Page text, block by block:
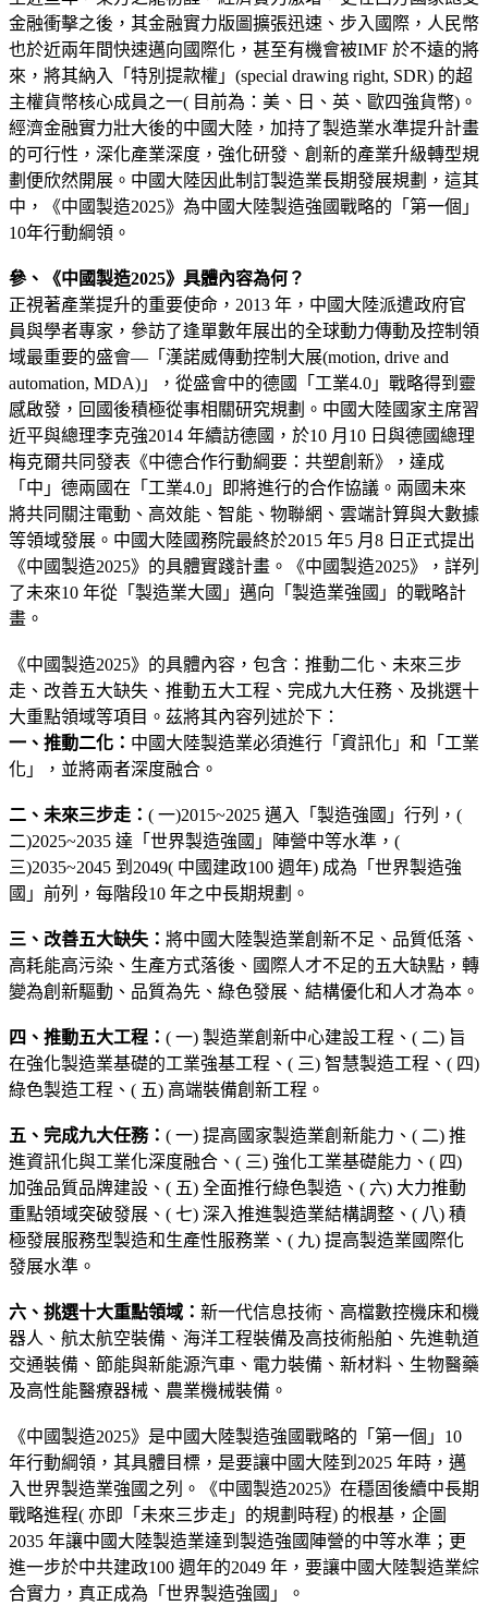
金融衝擊之後，其金融實力版圖擴張迅速、步入國際，人民幣
也於近兩年間快速邁向國際化，甚至有機會被IMF 於不遠的將
來，將其納入「特別提款權」(special drawing right, SDR) 的超
主權貨幣核心成員之一( 目前為：美、日、英、歐四強貨幣)。
經濟金融實力壯大後的中國大陸，加持了製造業水準提升計畫
的可行性，深化產業深度，強化研發、創新的產業升級轉型規
劃便欣然開展。中國大陸因此制訂製造業長期發展規劃，這其
中，《中國製造2025》為中國大陸製造強國戰略的「第一個」
10年行動綱領。
參、《中國製造2025》具體內容為何？
正視著產業提升的重要使命，2013 年，中國大陸派遣政府官
員與學者專家，參訪了逢單數年展出的全球動力傳動及控制領
域最重要的盛會—「漢諾威傳動控制大展(motion, drive and
automation, MDA)」，從盛會中的德國「工業4.0」戰略得到靈
感啟發，回國後積極從事相關研究規劃。中國大陸國家主席習
近平與總理李克強2014 年續訪德國，於10 月10 日與德國總理
梅克爾共同發表《中德合作行動綱要：共塑創新》，達成
「中」德兩國在「工業4.0」即將進行的合作協議。兩國未來
將共同關注電動、高效能、智能、物聯網、雲端計算與大數據
等領域發展。中國大陸國務院最終於2015 年5 月8 日正式提出
《中國製造2025》的具體實踐計畫。《中國製造2025》，詳列
了未來10 年從「製造業大國」邁向「製造業強國」的戰略計
畫。
《中國製造2025》的具體內容，包含：推動二化、未來三步
走、改善五大缺失、推動五大工程、完成九大任務、及挑選十
大重點領域等項目。茲將其內容列述於下：
一、推動二化： 中國大陸製造業必須進行「資訊化」和「工業
化」，並將兩者深度融合。
二、未來三步走： ( 一)2015~2025 邁入「製造強國」行列，(
二)2025~2035 達「世界製造強國」陣營中等水準，(
三)2035~2045 到2049( 中國建政100 週年) 成為「世界製造強
國」前列，每階段10 年之中長期規劃。
三、改善五大缺失： 將中國大陸製造業創新不足、品質低落、
高耗能高污染、生產方式落後、國際人才不足的五大缺點，轉
變為創新驅動、品質為先、綠色發展、結構優化和人才為本。
四、推動五大工程： ( 一) 製造業創新中心建設工程、( 二) 旨
在強化製造業基礎的工業強基工程、( 三) 智慧製造工程、( 四)
綠色製造工程、( 五) 高端裝備創新工程。
五、完成九大任務： ( 一) 提高國家製造業創新能力、( 二) 推
進資訊化與工業化深度融合、( 三) 強化工業基礎能力、( 四)
加強品質品牌建設、( 五) 全面推行綠色製造、( 六) 大力推動
重點領域突破發展、( 七) 深入推進製造業結構調整、( 八) 積
極發展服務型製造和生產性服務業、( 九) 提高製造業國際化
發展水準。
六、挑選十大重點領域： 新一代信息技術、高檔數控機床和機
器人、航太航空裝備、海洋工程裝備及高技術船舶、先進軌道
交通裝備、節能與新能源汽車、電力裝備、新材料、生物醫藥
及高性能醫療器械、農業機械裝備。
《中國製造2025》是中國大陸製造強國戰略的「第一個」10
年行動綱領，其具體目標，是要讓中國大陸到2025 年時，邁
入世界製造業強國之列。《中國製造2025》在穩固後續中長期
戰略進程( 亦即「未來三步走」的規劃時程) 的根基，企圖
2035 年讓中國大陸製造業達到製造強國陣營的中等水準；更
進一步於中共建政100 週年的2049 年，要讓中國大陸製造業綜
合實力，真正成為「世界製造強國」。